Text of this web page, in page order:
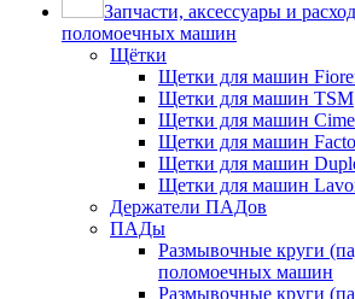
Запчасти, аксессуары и
поломоечных машин
Щётки
Щетки для машин
Щетки для машин TSM
Щетки для машин
Щетки для машин
Щетки для машин
Щетки для машин
Держатели ПАДов
ПАДы
Размывочные круги
поломоечных машин
Размывочные круги